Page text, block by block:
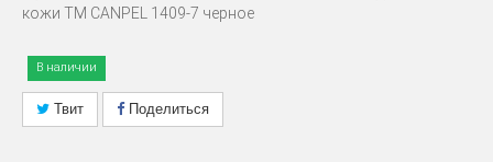
кожи ТМ CANPEL 1409-7 черное
В наличии
Твит Поделиться